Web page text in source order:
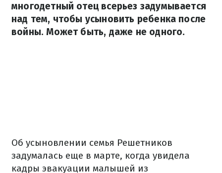
многодетный отец всерьез задумывается
над тем, чтобы усыновить ребенка после
войны. Может быть, даже не одного.
Об усыновлении семья Решетников
задумалась еще в марте, когда увидела
кадры эвакуации малышей из